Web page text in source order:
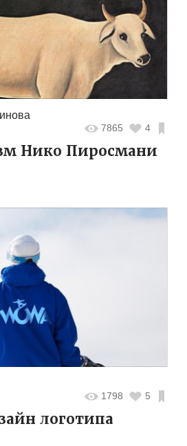
7865 4
Нико Пиросмани
1798 5
логотипа